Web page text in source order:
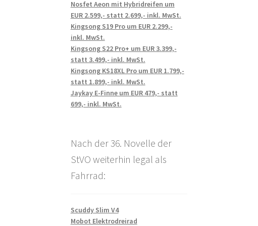
Nosfet Aeon mit Hybridreifen um
EUR 2.599,- statt 2.699,- inkl. MwSt.
Kingsong S19 Pro um EUR 2.299,-
inkl. MwSt.
Kingsong S22 Pro+ um EUR 3.399,-
statt 3.499,- inkl. MwSt.
Kingsong KS18XL Pro um EUR 1.799,-
statt 1.899,- inkl. MwSt.
Jaykay E-Finne um EUR 479,- statt
699,- inkl. MwSt.
Nach der 36. Novelle der
StVO weiterhin legal als
Fahrrad:
Scuddy Slim V4
Mobot Elektrodreirad